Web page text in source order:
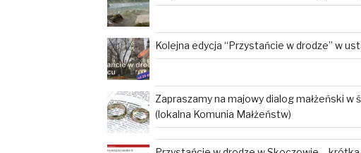
Kolejna edycja “Przystańcie w drodze” w
Zapraszamy na majowy dialog małżeński w
(lokalna Komunia Małżeństw)